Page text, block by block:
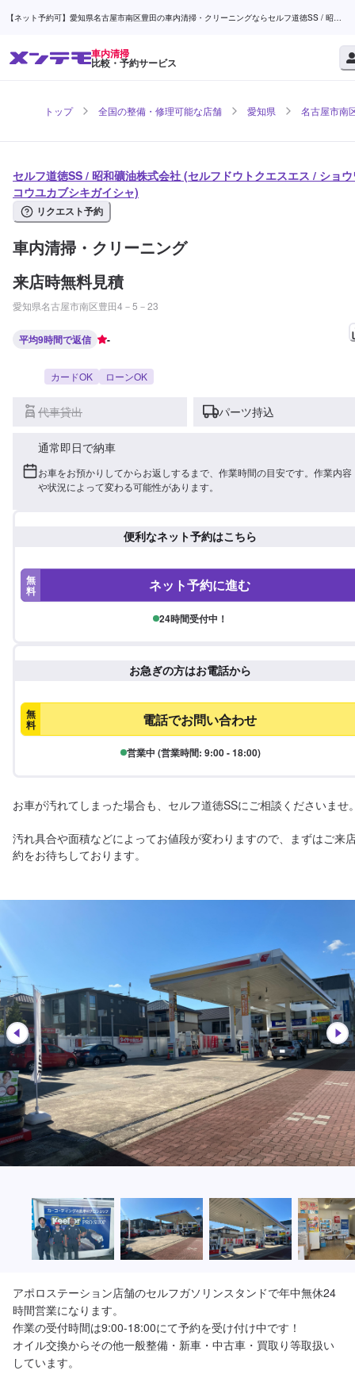
【ネット予約可】愛知県名古屋市南区豊田の車内清掃・クリーニングならセルフ道徳SS / 昭和
車内清掃
比較・予約サービス
トップ 全国の整備・修理可能な店舗 愛知県 名古屋市南
セルフ道徳SS / 昭和礦油株式会社 (セルフドウトクエスエス / ショ
コウユカブシキガイシャ)
リクエスト予約
車内清掃・クリーニング
来店時無料見積
愛知県名古屋市南区豊田4－5－23
平均9時間で返信 -
カードOK ローンOK
代車貸出 パーツ持込
通常即日で納車
お車をお預かりしてからお返しするまで、作業時間の目安です。作業内容
や状況によって変わる可能性があります。
便利なネット予約はこちら
無
料 ネット予約に進む
24時間受付中！
お急ぎの方はお電話から
無
料 電話でお問い合わせ
営業中 (営業時間: 9:00 - 18:00)
お車が汚れてしまった場合も、セルフ道徳SSにご相談くださいませ
汚れ具合や面積などによってお値段が変わりますので、まずはご来
約をお待ちしております。
アポロステーション店舗のセルフガソリンスタンドで年中無休24
時間営業になります。
作業の受付時間は9:00-18:00にて予約を受け付け中です！
オイル交換からその他一般整備・新車・中古車・買取り等取扱い
しています。